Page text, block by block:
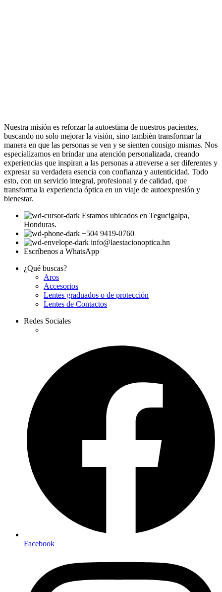
Nuestra misión es reforzar la autoestima de nuestros pacientes,
buscando no solo mejorar la visión, sino también transformar la
manera en que las personas se ven y se sienten consigo mismas. Nos
especializamos en brindar una atención personalizada, creando
experiencias que inspiran a las personas a atreverse a ser diferentes y
expresar su verdadera esencia con confianza y autenticidad. Todo
esto, con un servicio integral, profesional y de calidad, que
transforma la experiencia óptica en un viaje de autoexpresión y
bienestar.
Estamos ubicados en Tegucigalpa,
Honduras.
+504 9419-0760
info@laestacionoptica.hn
Escríbenos a WhatsApp
¿Qué buscas?
Aros
Accesorios
Lentes graduados o de protección
Lentes de Contactos
Redes Sociales
Facebook